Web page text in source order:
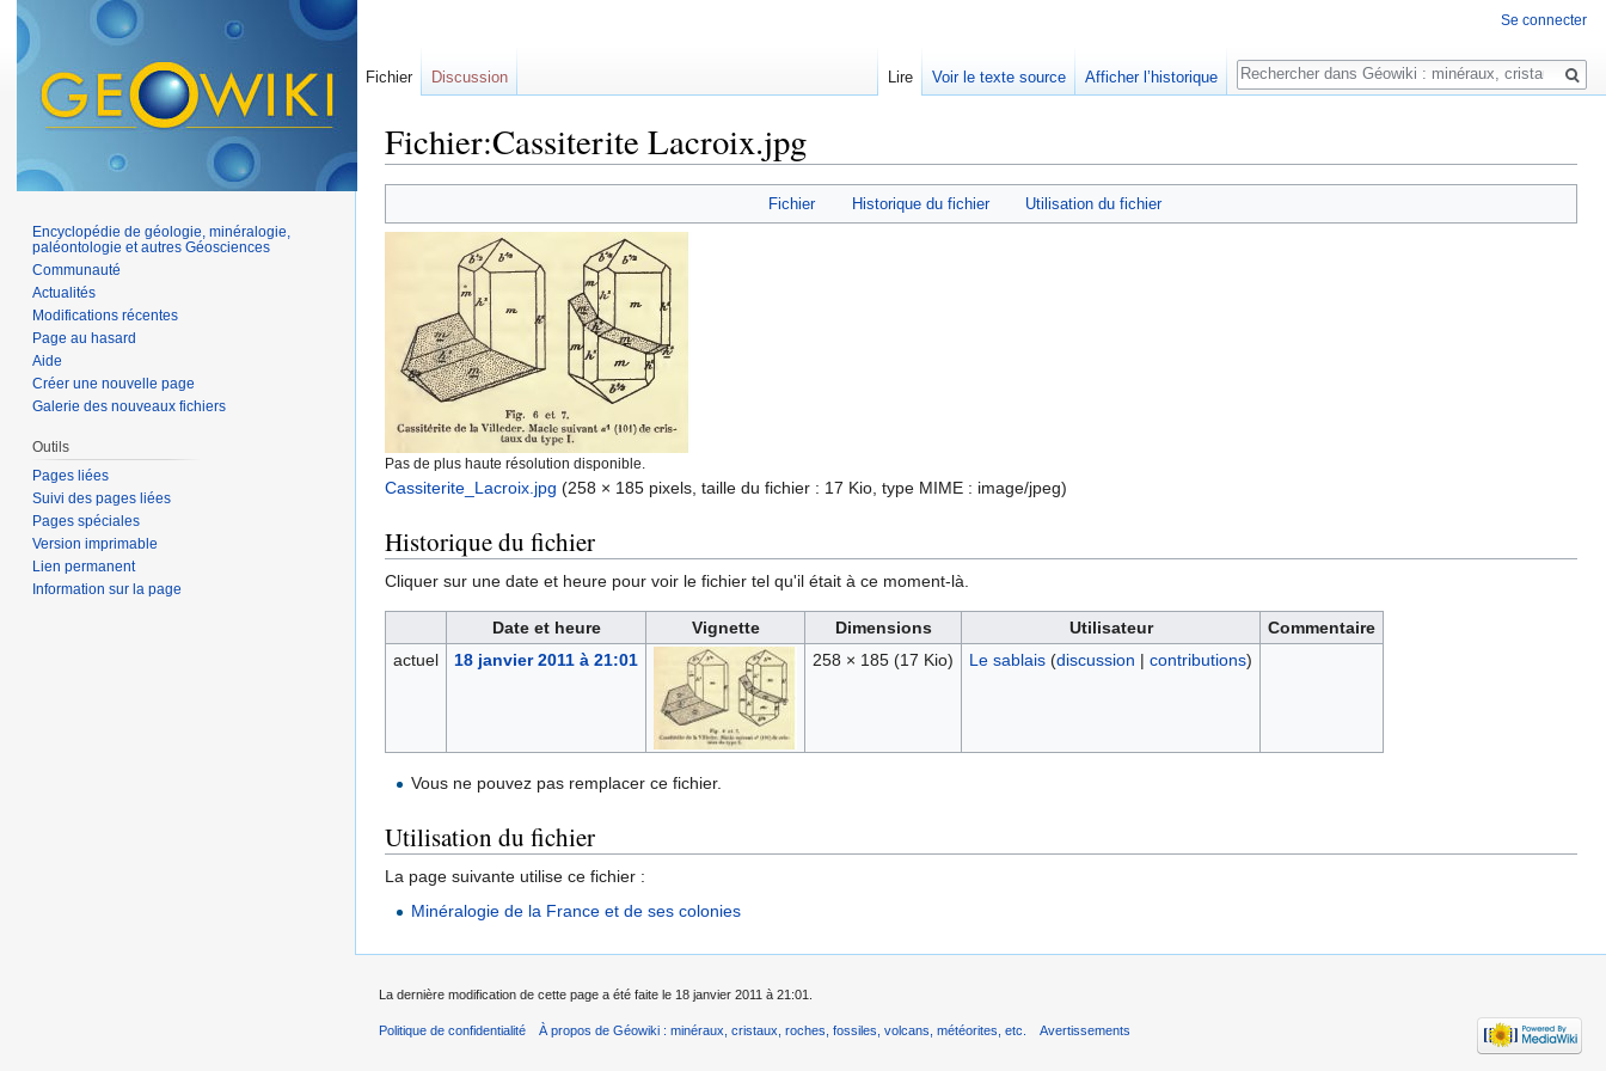
Fichier:Cassiterite Lacroix.jpg
Fichier Historique du fichier Utilisation du fichier
Pas de plus haute résolution disponible.
Cassiterite_Lacroix.jpg (258 × 185 pixels, taille du fichier : 17 Kio, type MIME : image/jpeg)
Historique du fichier
Cliquer sur une date et heure pour voir le fichier tel qu'il était à ce moment-là.
Date et heure Vignette Dimensions Utilisateur
Commentaire
actuel
18 janvier 2011 à 21:01 258 × 185 (17 Kio) Le sablais (discussion | contributions)
Vous ne pouvez pas remplacer ce fichier.
Utilisation du fichier
La page suivante utilise ce fichier :
Minéralogie de la France et de ses colonies
Se connecter
Fichier Discussion Lire Voir le texte source Afficher l’historique
Rechercher
Encyclopédie de géologie, minéralogie,
paléontologie et autres Géosciences
Communauté
Actualités
Modifications récentes
Page au hasard
Aide
Créer une nouvelle page
Galerie des nouveaux fichiers
Outils
Pages liées
Suivi des pages liées
Pages spéciales
Version imprimable
Lien permanent
Information sur la page
La dernière modification de cette page a été faite le 18 janvier 2011 à 21:01.
Politique de confidentialité À propos de Géowiki : minéraux, cristaux, roches, fossiles, volcans, météorites, etc. Avertissements